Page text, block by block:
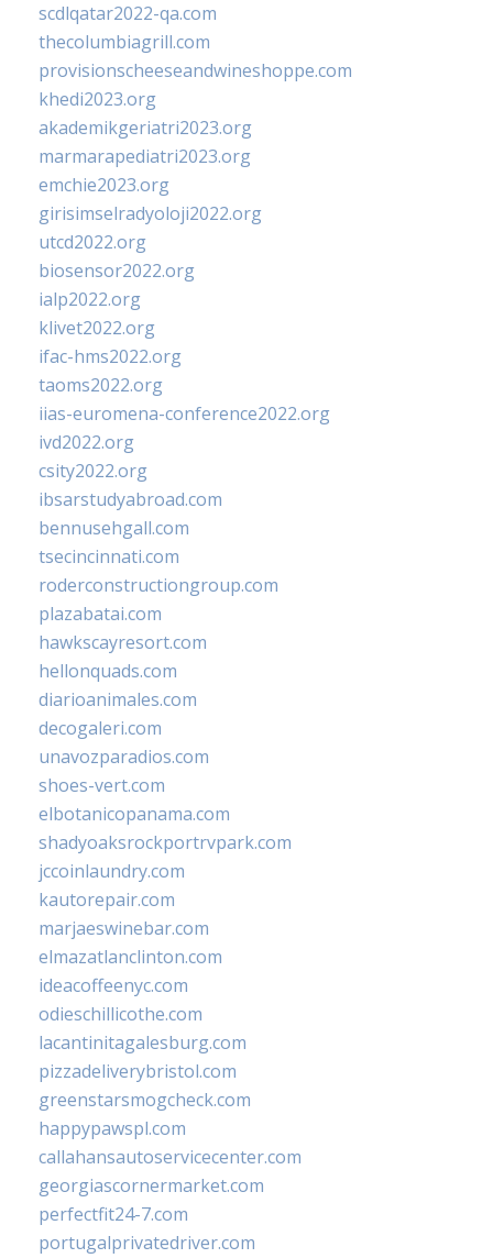
scdlqatar2022-qa.com
thecolumbiagrill.com
provisionscheeseandwineshoppe.com
khedi2023.org
akademikgeriatri2023.org
marmarapediatri2023.org
emchie2023.org
girisimselradyoloji2022.org
utcd2022.org
biosensor2022.org
ialp2022.org
klivet2022.org
ifac-hms2022.org
taoms2022.org
iias-euromena-conference2022.org
ivd2022.org
csity2022.org
ibsarstudyabroad.com
bennusehgall.com
tsecincinnati.com
roderconstructiongroup.com
plazabatai.com
hawkscayresort.com
hellonquads.com
diarioanimales.com
decogaleri.com
unavozparadios.com
shoes-vert.com
elbotanicopanama.com
shadyoaksrockportrvpark.com
jccoinlaundry.com
kautorepair.com
marjaeswinebar.com
elmazatlanclinton.com
ideacoffeenyc.com
odieschillicothe.com
lacantinitagalesburg.com
pizzadeliverybristol.com
greenstarsmogcheck.com
happypawspl.com
callahansautoservicecenter.com
georgiascornermarket.com
perfectfit24-7.com
portugalprivatedriver.com